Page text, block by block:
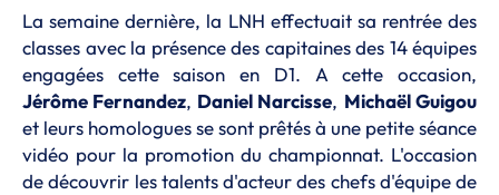
La semaine dernière, la LNH effectuait sa rentrée des
classes avec la présence des capitaines des 14 équipes
engagées cette saison en D1. A cette occasion,
Jérôme Fernandez, Daniel Narcisse, Michaël Guigou
et leurs homologues se sont prêtés à une petite séance
vidéo pour la promotion du championnat. L'occasion
de découvrir les talents d'acteur des chefs d'équipe de